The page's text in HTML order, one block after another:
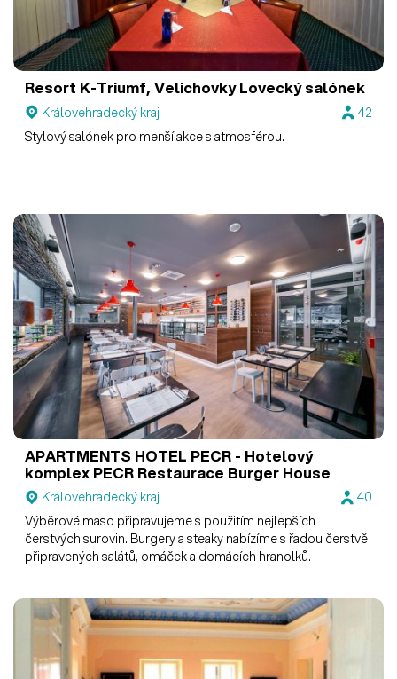
Resort K-Triumf, VelichovkyLovecký salónek
Královehradecký kraj
42
Stylový salónek pro menší akce s atmosférou.
APARTMENTS HOTEL PECR - Hotelový
komplex PECR Restaurace Burger House
Královehradecký kraj
40
Výběrové maso připravujeme s použitím nejlepších
čerstvých surovin. Burgery a steaky nabízíme s řadou čerstvě
připravených salátů, omáček a domácích hranolků.